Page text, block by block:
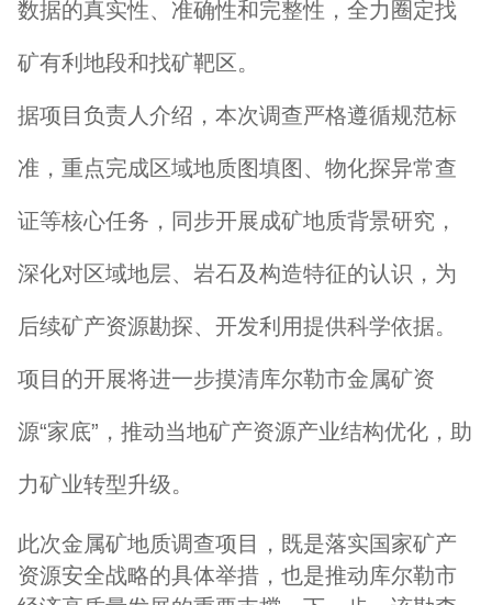
数据的真实性、准确性和完整性，全力圈定找
矿有利地段和找矿靶区。
据项目负责人介绍，本次调查严格遵循规范标
准，重点完成区域地质图填图、物化探异常查
证等核心任务，同步开展成矿地质背景研究，
深化对区域地层、岩石及构造特征的认识，为
后续矿产资源勘探、开发利用提供科学依据。
项目的开展将进一步摸清库尔勒市金属矿资
源“家底”，推动当地矿产资源产业结构优化，助
力矿业转型升级。
此次金属矿地质调查项目，既是落实国家矿产
资源安全战略的具体举措，也是推动库尔勒市